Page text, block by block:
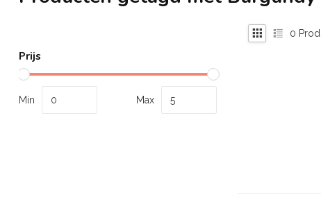
Prijs
Min Max
0